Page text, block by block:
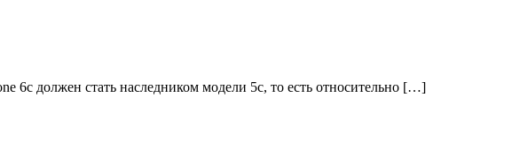
6c должен стать наследником модели 5c, то есть относительно […]